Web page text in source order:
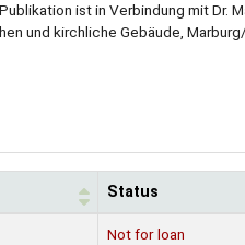
ist in Verbindung mit Dr.
und kirchliche Gebäude,
Status
Not for loan